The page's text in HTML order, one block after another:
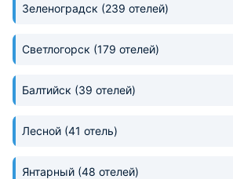
Зеленоградск (239 отелей)
Светлогорск (179 отелей)
Балтийск (39 отелей)
Лесной (41 отель)
Янтарный (48 отелей)